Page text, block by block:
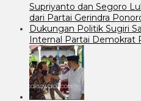
Supriyanto dan Segoro
dari Partai Gerindra
Dukungan Politik Sugiri
Internal Partai Demokrat